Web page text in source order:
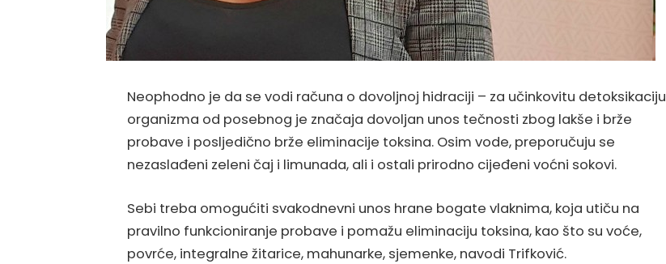
Neophodno je da se vodi računa o dovoljnoj hidraciji – za učinkovitu detoksikaciju
organizma od posebnog je značaja dovoljan unos tečnosti zbog lakše i brže
probave i posljedično brže eliminacije toksina. Osim vode, preporučuju se
nezaslađeni zeleni čaj i limunada, ali i ostali prirodno cijeđeni voćni sokovi.
Sebi treba omogućiti svakodnevni unos hrane bogate vlaknima, koja utiču na
pravilno funkcioniranje probave i pomažu eliminaciju toksina, kao što su voće,
povrće, integralne žitarice, mahunarke, sjemenke, navodi Trifković.